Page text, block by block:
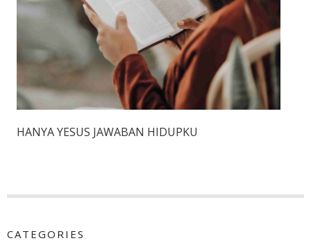
HANYA YESUS JAWABAN HIDUPKU
CATEGORIES